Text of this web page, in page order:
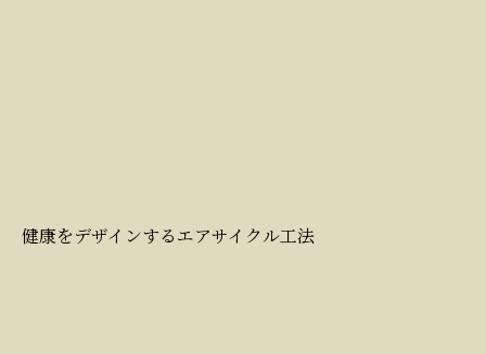
健康をデザインするエアサイクル工法